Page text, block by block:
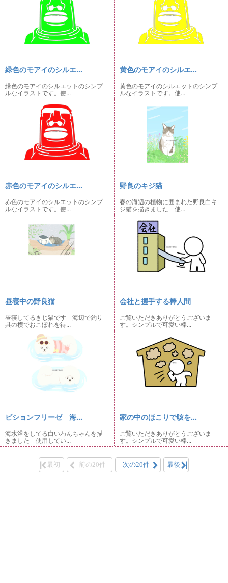
緑色のモアイのシルエ...
緑色のモアイのシルエットのシンプ
ルなイラストです。使...
黄色のモアイのシルエ...
黄色のモアイのシルエットのシンプ
ルなイラストです。使...
赤色のモアイのシルエ...
赤色のモアイのシルエットのシンプ
ルなイラストです。使...
野良のキジ猫
春の海辺の植物に囲まれた野良白キ
ジ猫を描きました 使...
昼寝中の野良猫
昼寝してるきじ猫です 海辺で釣り
具の横でおこぼれを待...
会社と握手する棒人間
ご覧いただきありがとうございま
す。シンプルで可愛い棒...
ビションフリーゼ 海...
海水浴をしてる白いわんちゃんを描
きました 使用してい...
家の中のほこりで咳を...
ご覧いただきありがとうございま
す。シンプルで可愛い棒...
最初 前の20件 次の20件 最後